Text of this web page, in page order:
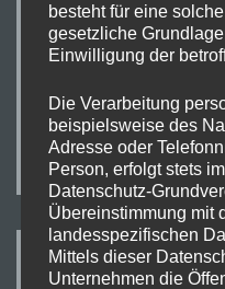
Saison, trotz der
Unsere…
WIR HABEN ES
besteht für eine
gesetzliche
Einwilligung der
Die Verarbeitung
beispielsweise des
Adresse oder
Person, erfolgt stets
Datenschutz-
Übereinstimmung mit
landesspezifischen
Mittels dieser
Unternehmen die